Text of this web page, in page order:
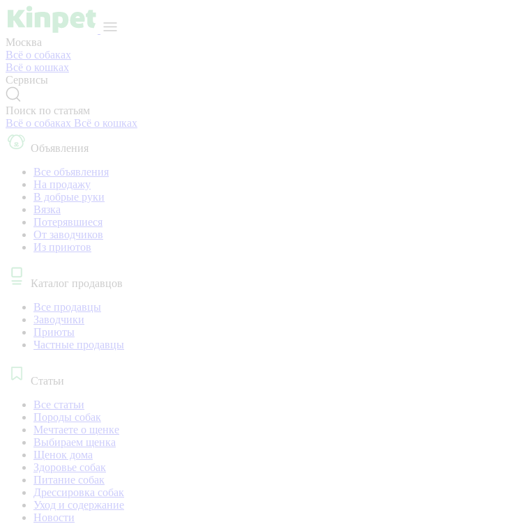
Москва
Всё о собаках
Всё о кошках
Сервисы
Поиск по статьям
Всё о собаках Всё о кошках
Объявления
Все объявления
На продажу
В добрые руки
Вязка
Потерявшиеся
От заводчиков
Из приютов
Каталог продавцов
Все продавцы
Заводчики
Приюты
Частные продавцы
Статьи
Все статьи
Породы собак
Мечтаете о щенке
Выбираем щенка
Щенок дома
Здоровье собак
Питание собак
Дрессировка собак
Уход и содержание
Новости